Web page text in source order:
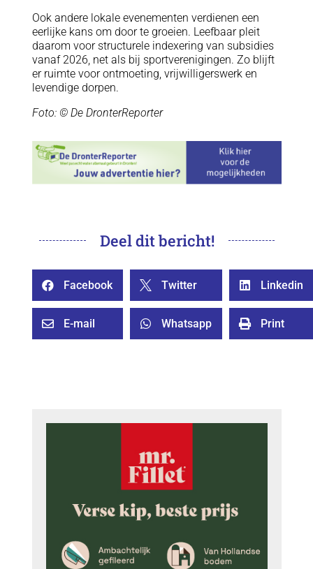
Ook andere lokale evenementen verdienen een
eerlijke kans om door te groeien. Leefbaar pleit
daarom voor structurele indexering van subsidies
vanaf 2026, net als bij sportverenigingen. Zo blijft
er ruimte voor ontmoeting, vrijwilligerswerk en
levendige dorpen.
Foto: © De DronterReporter
Deel dit bericht!
 Facebook  Twitter  Linkedin
 E-mail  Whatsapp  Print